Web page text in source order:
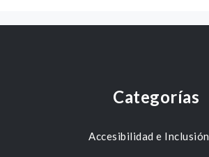
Categorías
Accesibilidad e Inclusión